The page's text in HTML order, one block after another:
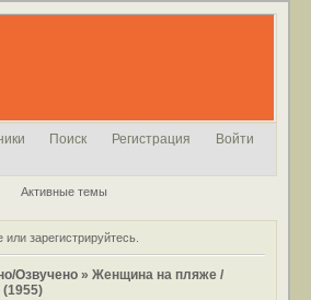
Поиск Регистрация Войти
Активные темы
или зарегистрируйтесь.
Озвучено »Женщина на пляже /
(1955)